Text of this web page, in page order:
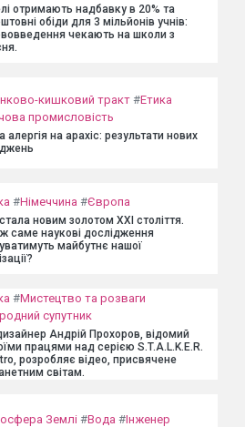
отримають надбавку в 20% та
обіди для 3 мільйонів учнів:
чекають на школи з
кишковий тракт#Етика
промисловість
алергія на арахіс: результати нових
#Німеччина #Європа
новим золотом XXI століття.
саме наукові дослідження
майбутнє нашої
#Мистецтво та розваги
супутник
Андрій Прохоров, відомий
працями над серією S.T.A.L.K.E.R.
розробляє відео, присвячене
світам.
Землі #Вода #Інженер